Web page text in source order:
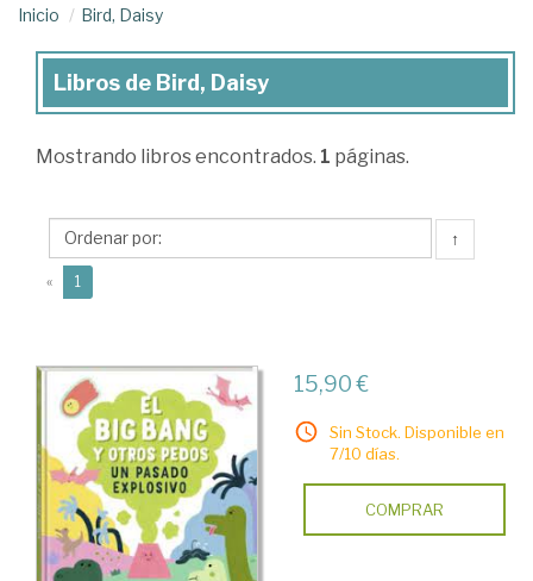
Inicio Bird, Daisy
Libros
Bird,
Libros de Bird, Daisy
Mostrando libros encontrados. 1 páginas.
↑
« 1
15,90 €
Sin Stock. Disponible en
7/10 días.
COMPRAR